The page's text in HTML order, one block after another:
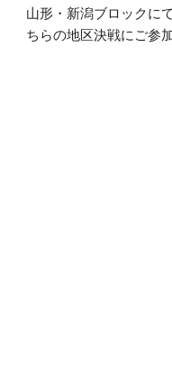
山形・新潟ブロックに
ちらの地区決戦にご参